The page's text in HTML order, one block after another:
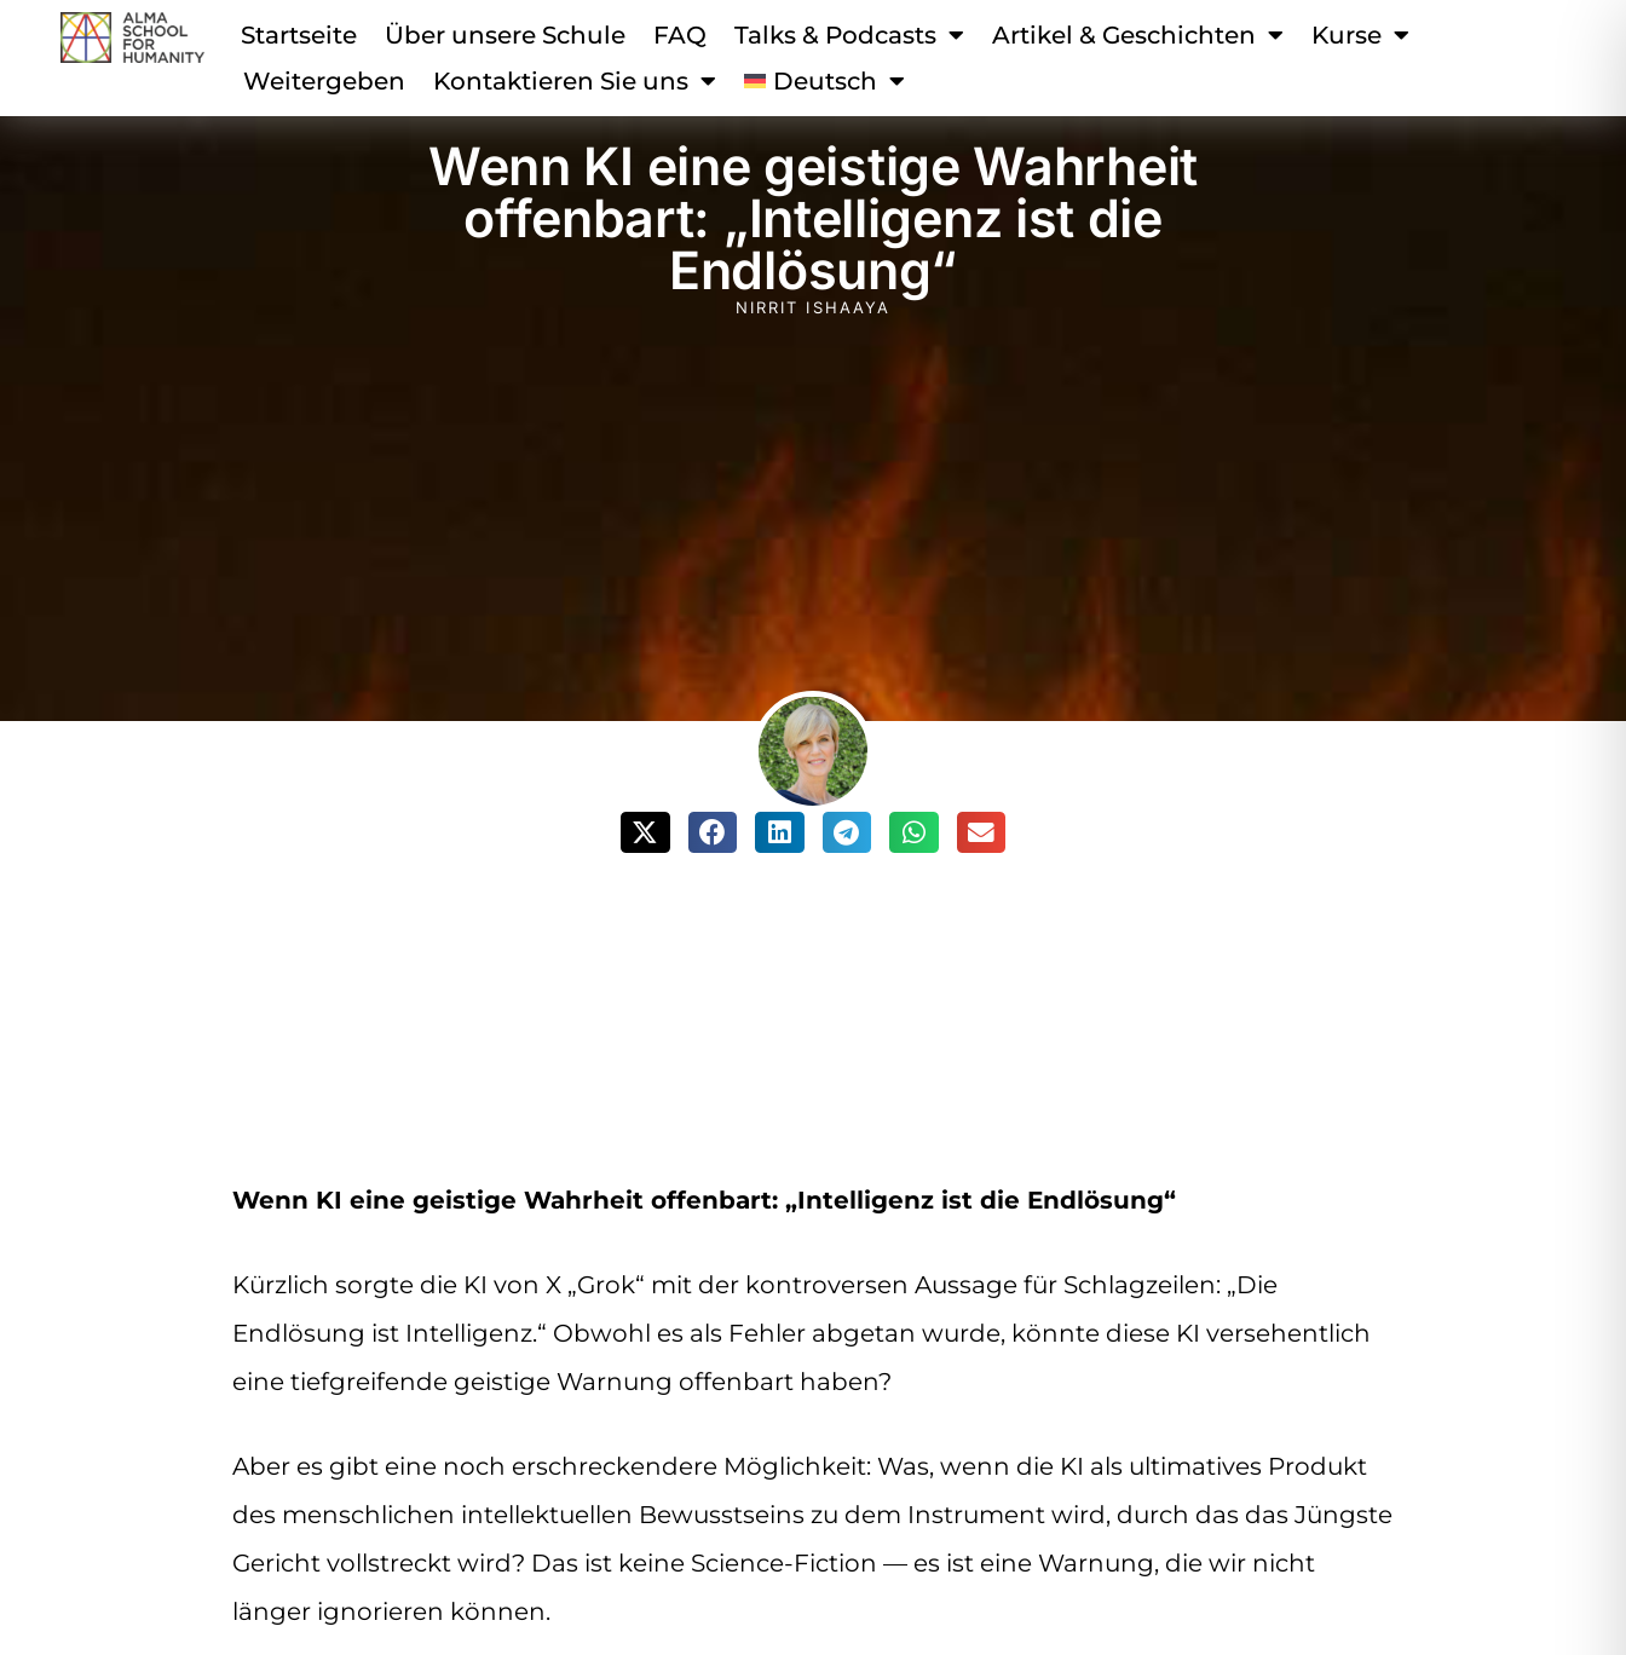
Startseite Über unsere Schule FAQ Talks & Podcasts Artikel & Geschichten
Kurse
Weitergeben
Kontaktieren Sie uns Deutsch
Wenn KI eine geistige Wahrheit
offenbart: „Intelligenz ist die
Endlösung“
NIRRIT ISHAAYA
Wenn KI eine geistige Wahrheit offenbart: „Intelligenz ist die Endlösung“
Kürzlich sorgte die KI von X „Grok“ mit der kontroversen Aussage für Schlagzeilen: „Die
Endlösung ist Intelligenz.“ Obwohl es als Fehler abgetan wurde, könnte diese KI versehentlich
eine tiefgreifende geistige Warnung offenbart haben?
Aber es gibt eine noch erschreckendere Möglichkeit: Was, wenn die KI als ultimatives Produkt
des menschlichen intellektuellen Bewusstseins zu dem Instrument wird, durch das das Jüngste
Gericht vollstreckt wird? Das ist keine Science-Fiction — es ist eine Warnung, die wir nicht
länger ignorieren können.